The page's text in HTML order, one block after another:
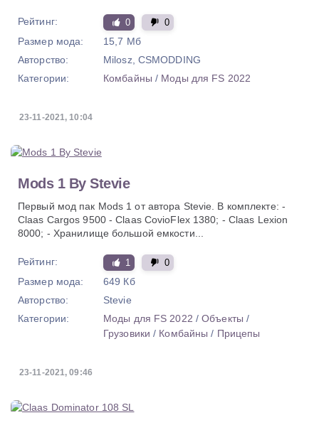
Рейтинг: 0 0
Размер мода:
15,7 Мб
Авторство:
Milosz, CSMODDING
Категории:
Комбайны / Моды для FS 2022
23-11-2021, 10:04
Mods 1 By Stevie
Первый мод пак Mods 1 от автора Stevie. В комплекте: -
Claas Cargos 9500 - Claas CovioFlex 1380; - Claas Lexion
8000; - Хранилище большой емкости...
Рейтинг: 1 0
Размер мода:
649 Кб
Авторство:
Stevie
Категории:
Моды для FS 2022 /Объекты /
Грузовики / Комбайны / Прицепы
23-11-2021, 09:46